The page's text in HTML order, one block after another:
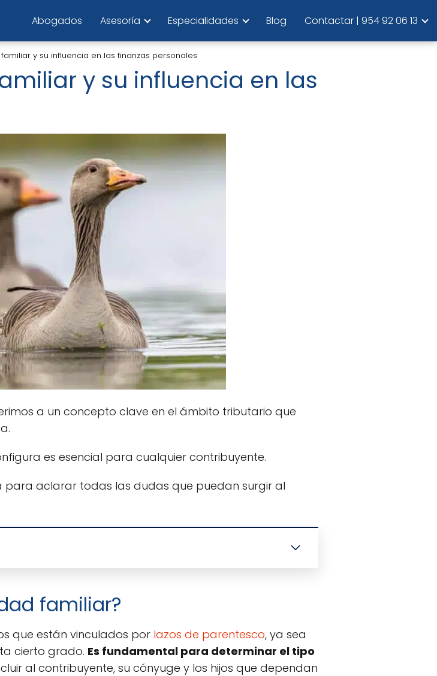
Abogados Asesoría Especialidades Blog Contactar | 954 92 06 13
y su influencia en las finanzas personales
y su influencia en las
a un concepto clave en el ámbito tributario que
es esencial para cualquier contribuyente.
para aclarar todas las dudas que puedan surgir al
familiar?
que están vinculados por lazos de parentesco, ya sea
cierto grado. Es fundamental para determinar el tipo
al contribuyente, su cónyuge y los hijos que dependan